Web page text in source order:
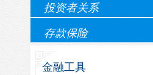
投资者关系
存款保险
金融工具